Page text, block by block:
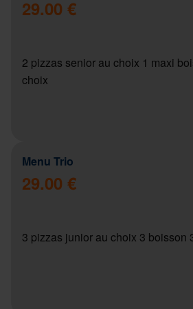
29.00 €
2 pizzas senior au choix 1 maxi
choix
Menu Trio
29.00 €
3 pizzas junior au choix 3 boisson